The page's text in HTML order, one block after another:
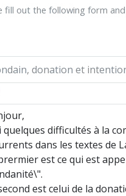
fill out the following form